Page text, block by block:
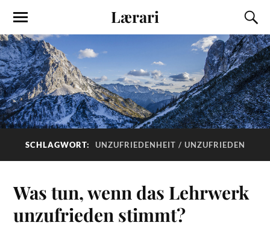
Lærari
SCHLAGWORT: UNZUFRIEDENHEIT / UNZUFRIEDEN
Was tun, wenn das Lehrwerk
unzufrieden stimmt?